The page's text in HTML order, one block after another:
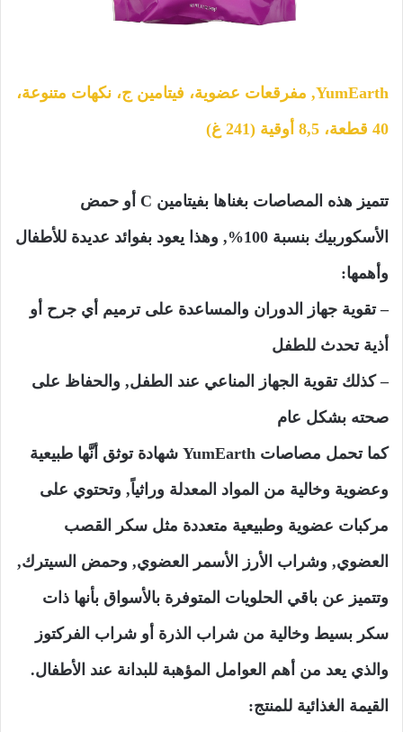
YumEarth, مفرقعات عضوية، فيتامين ج، نكهات متنوعة،
40 قطعة، 8,5 أوقية (241 غ)
تتميز هذه المصاصات بغناها بفيتامين C أو حمض
الأسكوربيك بنسبة 100%, وهذا يعود بفوائد عديدة للأطفال
وأهمها:
– تقوية جهاز الدوران والمساعدة على ترميم أي جرح أو
أذية تحدث للطفل
– كذلك تقوية الجهاز المناعي عند الطفل, والحفاظ على
صحته بشكل عام
كما تحمل مصاصات YumEarth شهادة توثق أنَّها طبيعية
وعضوية وخالية من المواد المعدلة وراثياً, وتحتوي على
مركبات عضوية وطبيعية متعددة مثل سكر القصب
العضوي, وشراب الأرز الأسمر العضوي, وحمض السيترك,
وتتميز عن باقي الحلويات المتوفرة بالأسواق بأنها ذات
سكر بسيط وخالية من شراب الذرة أو شراب الفركتوز
والذي يعد من أهم العوامل المؤهبة للبدانة عند الأطفال.
القيمة الغذائية للمنتج: